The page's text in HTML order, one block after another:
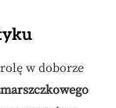
w doborze